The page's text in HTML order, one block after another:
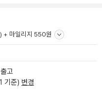
+ 마일리지 550원
고
기준) 변경